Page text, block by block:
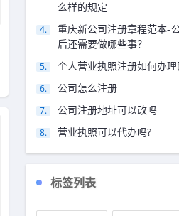
么样的规定
重庆新公司注册章程范本-
后还需要做哪些事？
个人营业执照注册如何办理
公司怎么注册
公司注册地址可以改吗
营业执照可以代办吗?
标签列表